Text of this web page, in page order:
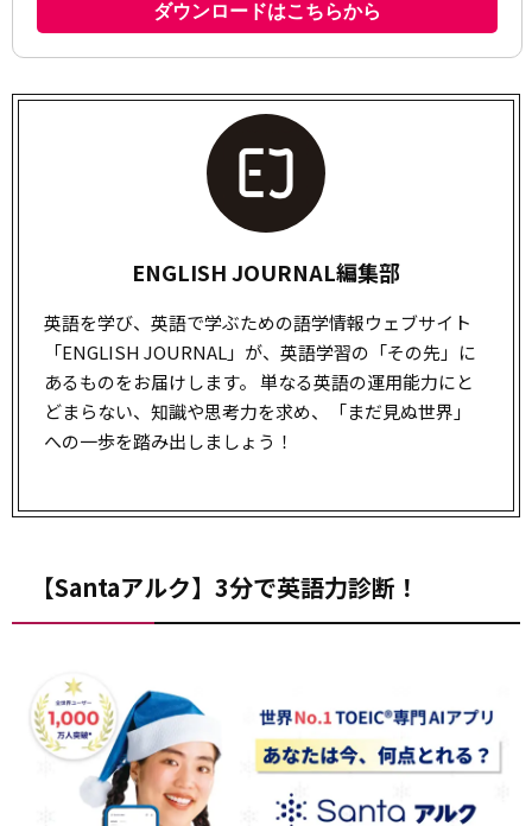
ENGLISH JOURNAL編集部
英語を学び、英語で学ぶための語学情報ウェブサイト
「ENGLISH JOURNAL」が、英語学習の「その先」に
あるものをお届けします。 単なる英語の運用能力にと
どまらない、知識や思考力を求め、「まだ見ぬ世界」
への一歩を踏み出しましょう！
【Santaアルク】3分で英語力診断！